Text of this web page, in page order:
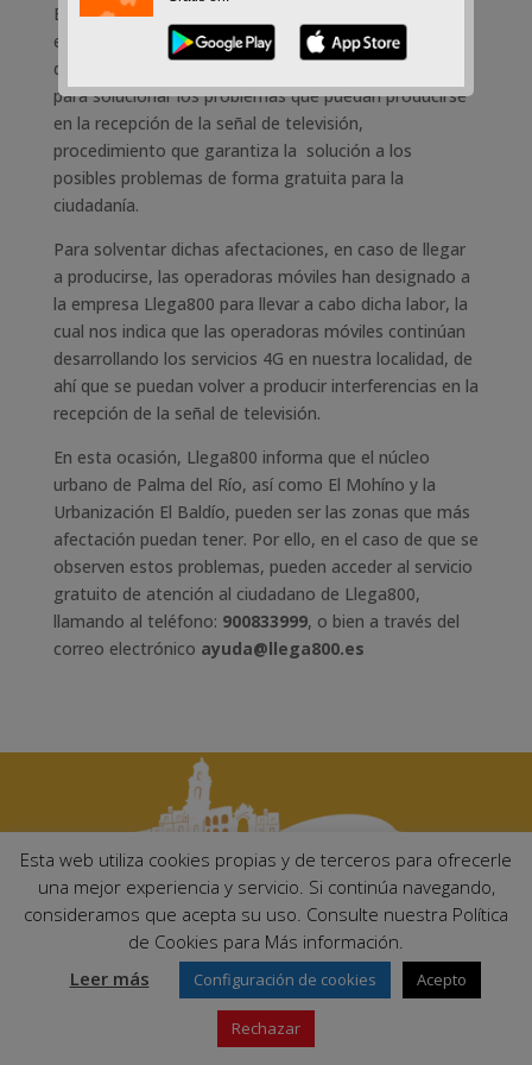
El Ministerio de Industria, Energía y Turismo
estableció, a través de la Orden IET/329/2015, de 26
de febrero de 2015, el procedimiento de actuación
para solucionar los problemas que puedan producirse
en la recepción de la señal de televisión,
procedimiento que garantiza la solución a los
posibles problemas de forma gratuita para la
ciudadanía.
Para solventar dichas afectaciones, en caso de llegar
a producirse, las operadoras móviles han designado a
la empresa Llega800 para llevar a cabo dicha labor, la
cual nos indica que las operadoras móviles continúan
desarrollando los servicios 4G en nuestra localidad, de
ahí que se puedan volver a producir interferencias en la
recepción de la señal de televisión.
En esta ocasión, Llega800 informa que el núcleo
urbano de Palma del Río, así como El Mohíno y la
Urbanización El Baldío, pueden ser las zonas que más
afectación puedan tener. Por ello, en el caso de que se
observen estos problemas, pueden acceder al servicio
gratuito de atención al ciudadano de Llega800,
llamando al teléfono: 900833999, o bien a través del
correo electrónico ayuda@llega800.es
Ayuntamiento de Palma del Río. Plaza Mayor de Andalucía, 1 C.P:
14700 – Palma del Río (Córdoba)
Email:
ayuntamiento@palmadelrio.es
Teléfono: 957 71 02 44 | Fax: 957 64 47 39
Esta web utiliza cookies propias y de terceros para ofrecerle
una mejor experiencia y servicio. Si continúa navegando,
consideramos que acepta su uso. Consulte nuestra Política
de Cookies para Más información.
Leer más
Configuración de cookies Acepto
Rechazar